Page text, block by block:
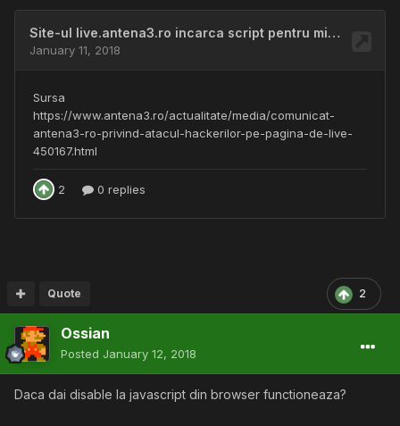
2
Quote
Ossian
Posted January 12, 2018
Daca dai disable la javascript din browser functioneaza?